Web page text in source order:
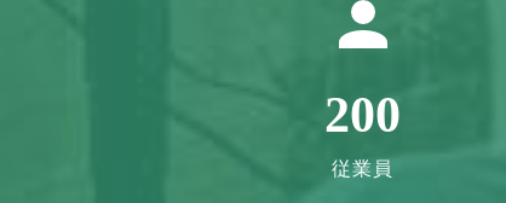
200
従業員